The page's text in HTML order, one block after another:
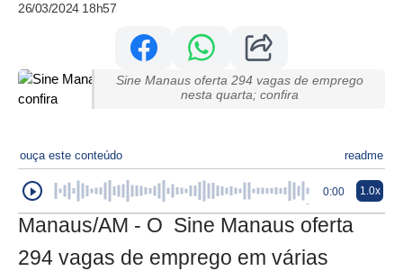
26/03/2024 18h57
Sine Manaus oferta 294 vagas de emprego
nesta quarta; confira
ouça este conteúdo readme
0:00 1.0x
Manaus/AM - O Sine Manaus oferta
294 vagas de emprego em várias